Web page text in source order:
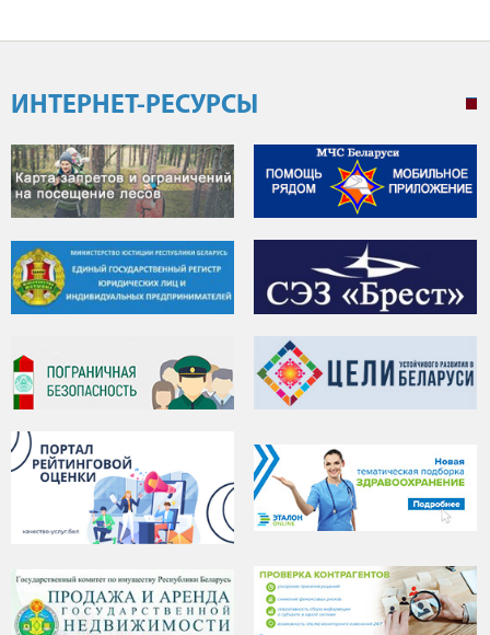
ИНТЕРНЕТ-РЕСУРСЫ